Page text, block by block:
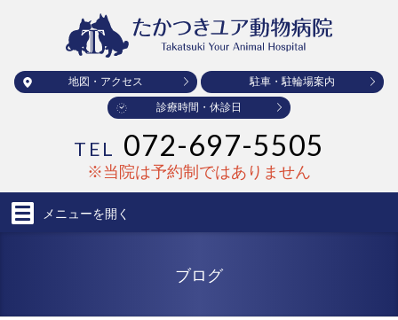
地図・アクセス 駐車・駐輪場案内
診療時間・休診日
TEL 072-697-5505
※当院は予約制ではありません
メニューを開く
ブログ